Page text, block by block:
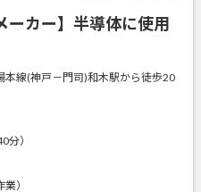
ーカー】半導体に使用
本線(神戸－門司)和木駅から徒歩20
分）
）